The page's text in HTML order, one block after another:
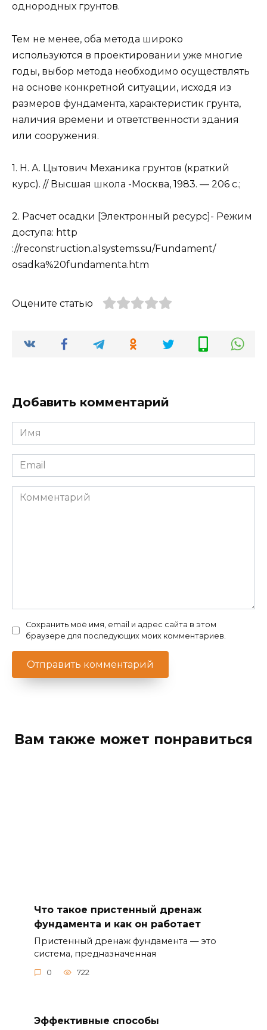
однородных грунтов.
Тем не менее, оба метода широко
используются в проектировании уже многие
годы, выбор метода необходимо осуществлять
на основе конкретной ситуации, исходя из
размеров фундамента, характеристик грунта,
наличия времени и ответственности здания
или сооружения.
1. Н. А. Цытович Механика грунтов (краткий
курс). // Высшая школа -Москва, 1983. — 206 с.;
2. Расчет осадки [Электронный ресурс]- Режим
доступа: http
://reconstruction.a1systems.su/Fundament/
osadka%20fundamenta.htm
Оцените статью
Добавить комментарий
Имя
*
Email
*
Комментарий
Сохранить моё имя, email и адрес сайта в этом
браузере для последующих моих комментариев.
Вам также может понравиться
Пристенный дренаж фундамента — это
система, предназначенная
фундаменте вашего дома